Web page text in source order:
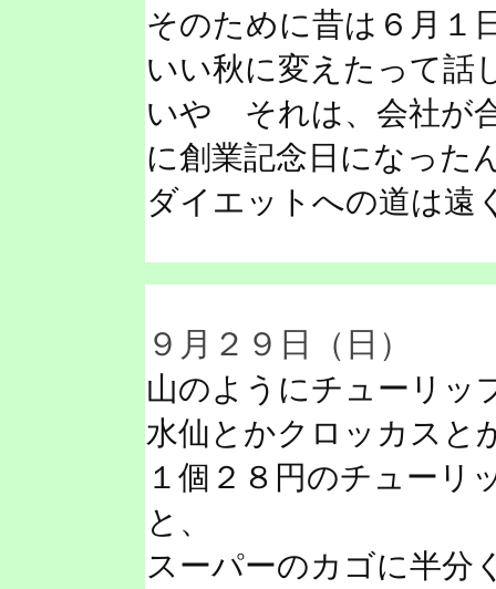
そのために昔は６月１
いい秋に変えたって話
いや それは、会社が
に創業記念日になった
ダイエットへの道は遠
９月２９日（日）
山のようにチューリッ
水仙とかクロッカスと
１個２８円のチューリ
と、
スーパーのカゴに半分